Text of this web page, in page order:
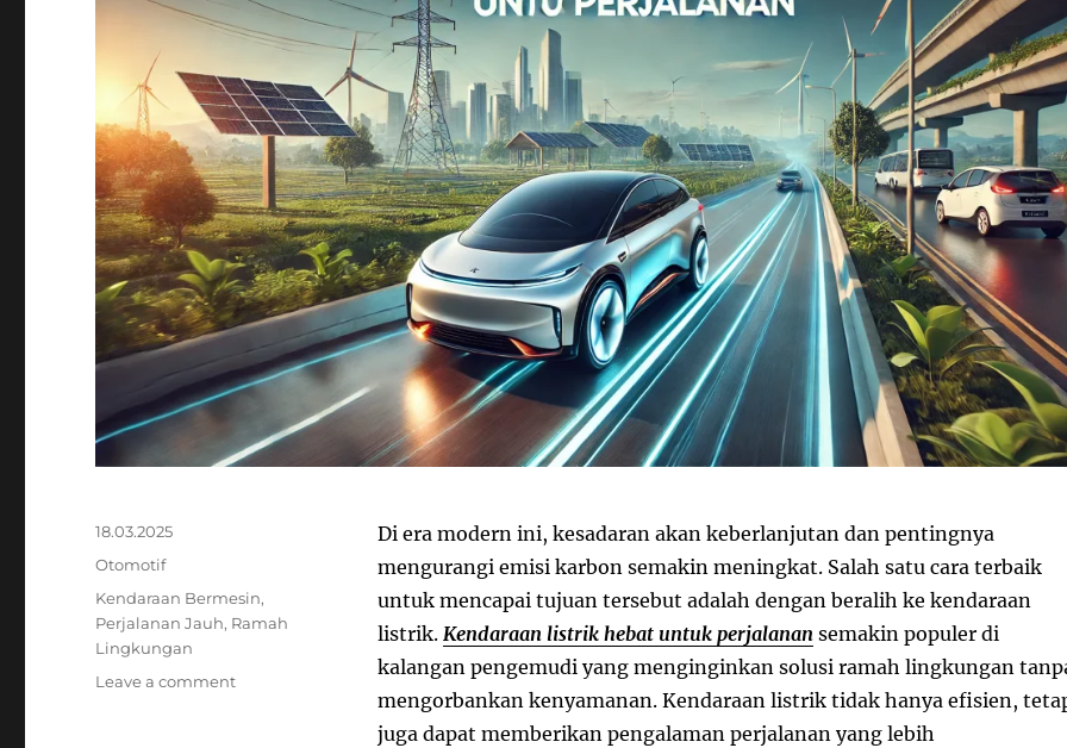
Di era modern ini, kesadaran akan keberlanjutan dan pentingnya
mengurangi emisi karbon semakin meningkat. Salah satu cara terbaik
untuk mencapai tujuan tersebut adalah dengan beralih ke kendaraan
listrik. Kendaraan listrik hebat untuk perjalanansemakin populer di
kalangan pengemudi yang menginginkan solusi ramah lingkungan
mengorbankan kenyamanan. Kendaraan listrik tidak hanya efisien,
juga dapat memberikan pengalaman perjalanan yang lebih
Posted
on
18.03.2025
Categories
Otomotif
Tags
Kendaraan Bermesin,
Perjalanan Jauh, Ramah
Lingkungan
Leave a commenton